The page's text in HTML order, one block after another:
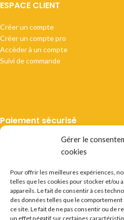
Gérer le
cookies
Pour offrir les meilleures expériences,
telles que les cookies pour stocker et/ou
appareils. Le fait de consentir à ces
des données telles que le comportement
ce site. Le fait de ne pas consentir ou de
un effet négatif sur certaines
ESPACE CLIENT
Créer un compte
Créer un compte pro
Accèder à un compte
Suivi de commande
Paiement sécurisé
Livraison suivie